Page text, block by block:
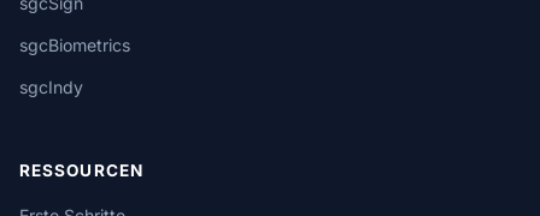
sgcBiometrics
sgcIndy
RESSOURCEN